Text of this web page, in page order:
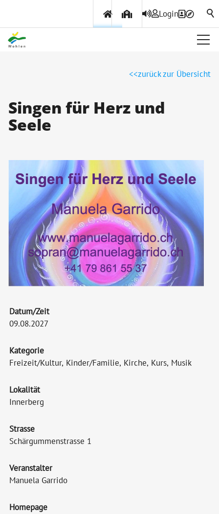
Login
Politik & Verwaltung
Themen & Services
zurück zur Übersicht
Singen für Herz und
Seele
Datum/Zeit
09.08.2027
Kategorie
Freizeit/Kultur, Kinder/Familie, Kirche, Kurs, Musik
Lokalität
Innerberg
Strasse
Schärgummenstrasse 1
Veranstalter
Manuela Garrido
Homepage